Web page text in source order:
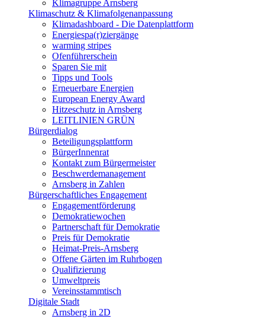
Klimagruppe Arnsberg
Klimaschutz & Klimafolgenanpassung
Klimadashboard - Die Datenplattform
Energiespa(r)ziergänge
warming stripes
Ofenführerschein
Sparen Sie mit
Tipps und Tools
Erneuerbare Energien
European Energy Award
Hitzeschutz in Arnsberg
LEITLINIEN GRÜN
Bürgerdialog
Beteiligungsplattform
BürgerInnenrat
Kontakt zum Bürgermeister
Beschwerdemanagement
Arnsberg in Zahlen
Bürgerschaftliches Engagement
Engagementförderung
Demokratiewochen
Partnerschaft für Demokratie
Preis für Demokratie
Heimat-Preis-Arnsberg
Offene Gärten im Ruhrbogen
Qualifizierung
Umweltpreis
Vereinsstammtisch
Digitale Stadt
Arnsberg in 2D